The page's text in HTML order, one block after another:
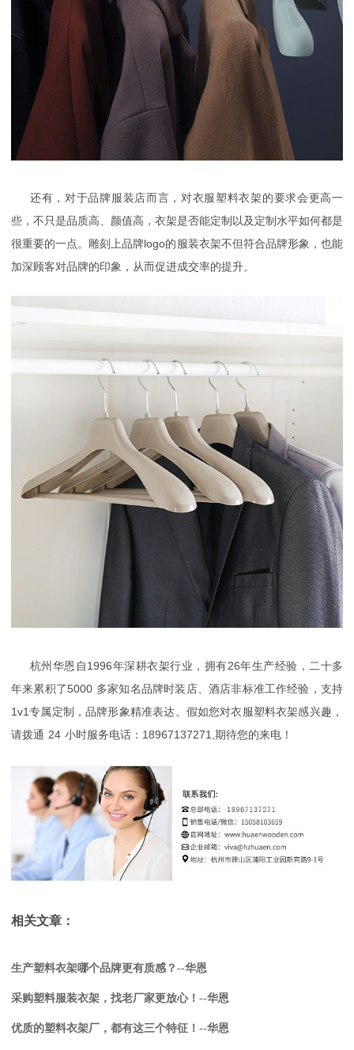
还有，对于品牌服装店而言，对衣服塑料衣架的要求会更高一
些，不只是品质高、颜值高，衣架是否能定制以及定制水平如何都是
很重要的一点。雕刻上品牌logo的服装衣架不但符合品牌形象，也能
加深顾客对品牌的印象，从而促进成交率的提升。
杭州华恩自1996年深耕衣架行业，拥有26年生产经验，二十多
年来累积了5000 多家知名品牌时装店、酒店非标准工作经验，支持
1v1专属定制，品牌形象精准表达。假如您对衣服塑料衣架感兴趣，
请拨通 24 小时服务电话： 18967137271, 期待您的来电！
相关文章：
生产塑料衣架哪个品牌更有质感？--华恩
采购塑料服装衣架，找老厂家更放心！--华恩
优质的塑料衣架厂，都有这三个特征！--华恩